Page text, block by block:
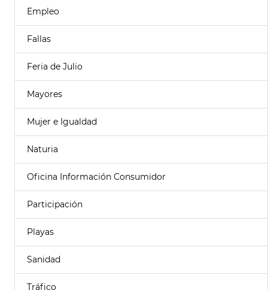
Empleo
Fallas
Feria de Julio
Mayores
Mujer e Igualdad
Naturia
Oficina Información Consumidor
Participación
Playas
Sanidad
Tráfico